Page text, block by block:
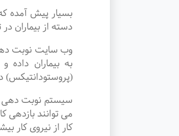
بسیار پیش آمده
دسته از بیماران
وب سایت نوبت
به بیماران
(پروستودانتیکس)
سیستم نوبت دهی
می توانند
کار از نیروی کار